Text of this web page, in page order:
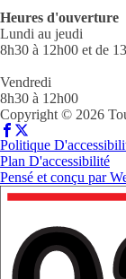
Heures d'ouverture
Lundi au jeudi
8h30 à 12h00 et de
Vendredi
8h30 à 12h00
Copyright © 2026
Politique
Plan D'accessibilité
Pensé et conçu par